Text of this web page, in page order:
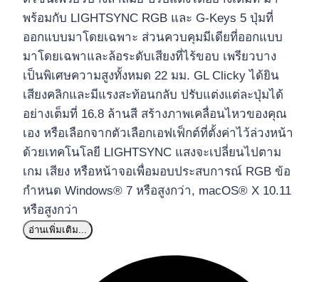
พร้อมกับ LIGHTSYNC RGB และ G-Keys 5 ปุ่มที่
ออกแบบมาโดยเฉพาะ ส่วนควบคุมมีเดียที่ออกแบบ
มาโดยเฉพาและล้อระดับเสียงที่ไร้ขอบ เพรียวบาง
เป็นพิเศษความสูงทั้งหมด 22 มม. GL Clicky ได้ยิน
เสียงคลิกและมีแรงสะท้อนกลับ ปรับแต่งแต่ละปุ่มได้
อย่างเต็มที่ 16.8 ล้านสี สร้างภาพเคลื่อนไหวของคุณ
เอง หรือเลือกจากตัวเลือกเอฟเฟ็กต์ที่ตั้งค่าไว้ล่วงหน้า
ด้วยเทคโนโลยี LIGHTSYNC แสงจะเปลี่ยนไปตาม
เกม เสียง หรือหน้าจอเพื่อมอบประสบการณ์ RGB ข้อ
กำหนด Windows® 7 หรือสูงกว่า, macOS® X 10.11
หรือสูงกว่า
อ่านเพิ่มเติม...